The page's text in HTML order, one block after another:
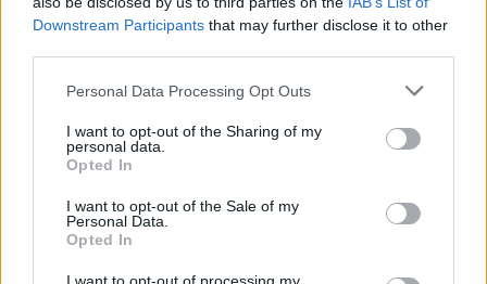
Downstream Participants that may further disclose it to other
Personal Data Processing Opt Outs
I want to opt-out of the Sharing of my
personal data.
Opted In
I want to opt-out of the Sale of my
Personal Data.
Opted In
16 Juli 2025
Alira1982undjemesa53gefällt dies.
jemesa53
Lebende Forenlegende
Zitat von dummydummy:
So einen Schein-Funktion wäre doch mal nett.